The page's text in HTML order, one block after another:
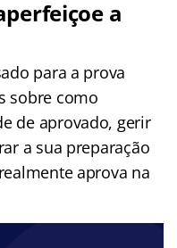
a
para a prova
sobre como
de aprovado, gerir
a sua preparação
aprova na